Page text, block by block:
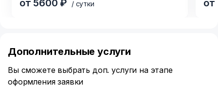
от 5600 ₽ / сутки
of
2
Дополнительные услуги
Вы сможете выбрать доп. услуги на этапе
оформления заявки